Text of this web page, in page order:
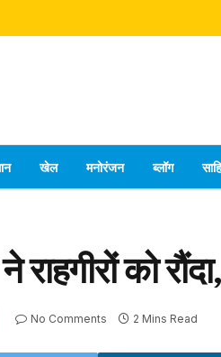
खेल मनोरंजन ब्लॉग
को
No Comments 2 Mins Read